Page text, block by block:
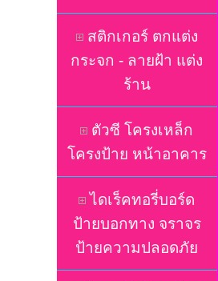
สติกเกอร์ ตกแต่ง
กระจก - ลายฝ้า แต่ง
ร้าน
ตัวซี โครงเหล็ก
โครงป้าย หน้าอาคาร
ไดเร็คทอรี่บอร์ด
ป้ายบอกทาง จราจร
ป้ายความปลอดภัย